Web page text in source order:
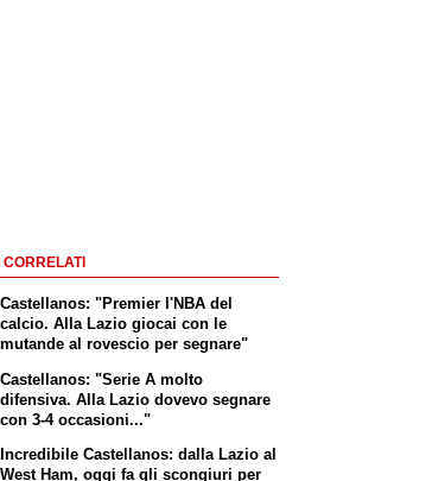
Castellanos: "Premier l'NBA del
calcio. Alla Lazio giocai con le
mutande al rovescio per segnare"
Castellanos: "Serie A molto
difensiva. Alla Lazio dovevo segnare
con 3-4 occasioni..."
Incredibile Castellanos: dalla Lazio al
West Ham, oggi fa gli scongiuri per